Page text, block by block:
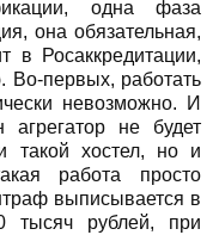
одна фаза
она обязательная,
в Росаккредитации,
Во-первых, работать
невозможно. И
не будет
такой хостел, но и
работа просто
выписывается в
тысяч рублей, при